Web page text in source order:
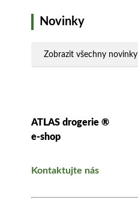
Novinky
Zobrazit všechny novinky
ATLAS drogerie ®
e-shop
Kontaktujte nás